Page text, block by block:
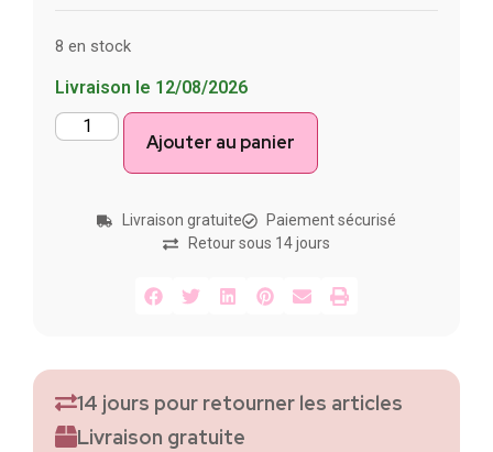
8 en stock
Livraison le 12/08/2026
Ajouter au panier
Livraison gratuite
Paiement sécurisé
Retour sous 14 jours
14 jours pour retourner les articles
Livraison gratuite